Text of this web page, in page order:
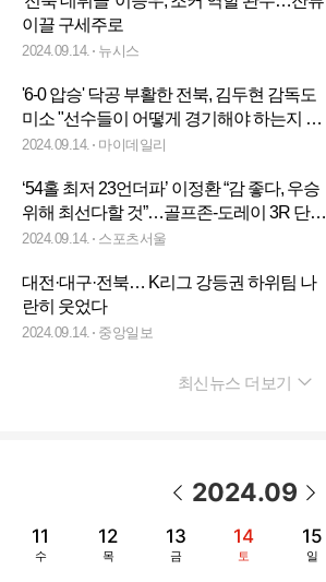
이끌 구세주로
2024.09.14. 뉴시스
'6-0 압승' 닥공 부활한 전북, 김두현 감독도
미소 "선수들이 어떻게 경기해야 하는지 느
낀 것 같다" [MD현장인터뷰]
2024.09.14. 마이데일리
‘54홀 최저 23언더파’ 이정환 “감 좋다, 우승
위해 최선다할 것”…골프존-도레이 3R 단독
선두→6년만 통산 3승 도전
2024.09.14. 스포츠서울
대전·대구·전북… K리그 강등권 하위팀 나
란히 웃었다
2024.09.14. 중앙일보
최신뉴스 더보기
2024.09
11
수
12
목
13
금
14
토
15
일